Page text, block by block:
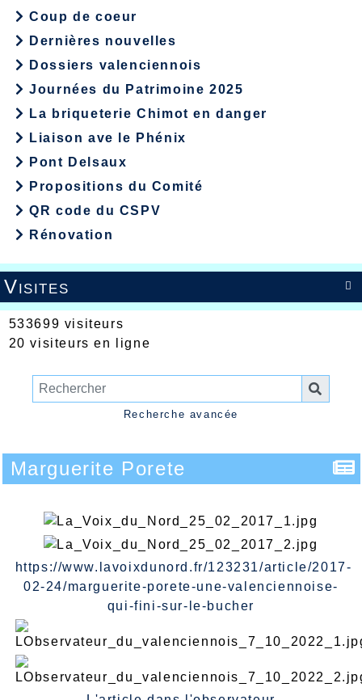
Coup de coeur
Dernières nouvelles
Dossiers valenciennois
Journées du Patrimoine 2025
La briqueterie Chimot en danger
Liaison ave le Phénix
Pont Delsaux
Propositions du Comité
QR code du CSPV
Rénovation

Visites
533699 visiteurs
20 visiteurs en ligne
Recherche avancée
Marguerite Porete
https://www.lavoixdunord.fr/123231/article/2017-
02-24/marguerite-porete-une-valenciennoise-
qui-fini-sur-le-bucher